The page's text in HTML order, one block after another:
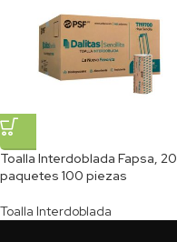
Toalla Interdoblada Fapsa, 20
paquetes 100 piezas
Toalla Interdoblada